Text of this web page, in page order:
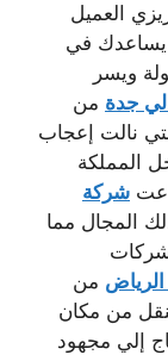
العميل
يساعدك في
ويسر
جدة من
نالت إعجاب
المملكة
شركة
المجال مما
من
من مكان
إلي مجهود